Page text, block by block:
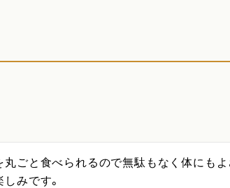
ごと食べられるので無駄もなく体にもよ
みです。